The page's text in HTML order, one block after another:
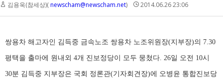
김용욱(참세상)(newscham@newscham.net) 2014.06.26 23:06
쌍용차 해고자인 김득중 금속노조 쌍용차 노조위원장(지부장)의 7.30
평택을 출마에 원내외 4개 진보정당이 모두 뭉쳤다. 26일 오전 10시
30분 김득중 지부장은 국회 정론관(기자회견장)에 오병윤 통합진보당